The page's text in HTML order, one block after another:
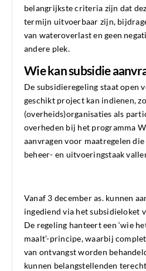
belangrijkste criteria zijn dat
termijn uitvoerbaar zijn,
van wateroverlast en geen
andere plek.
Wie kan subsidie
De subsidieregeling staat open
geschikt project kan indienen,
(overheids)organisaties als
overheden bij het programma
aanvragen voor maatregelen
beheer- en uitvoeringstaak
Vanaf 3 december as. kunnen
ingediend via het subsidieloket
De regeling hanteert een ‘wie
maalt’-principe, waarbij
van ontvangst worden
kunnen belangstellenden